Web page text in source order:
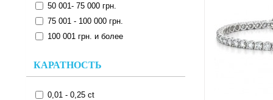
50 001- 75 000 грн.
75 001 - 100 000 грн.
100 001 грн. и более
КАРАТНОСТЬ
0,01 - 0,25 ct